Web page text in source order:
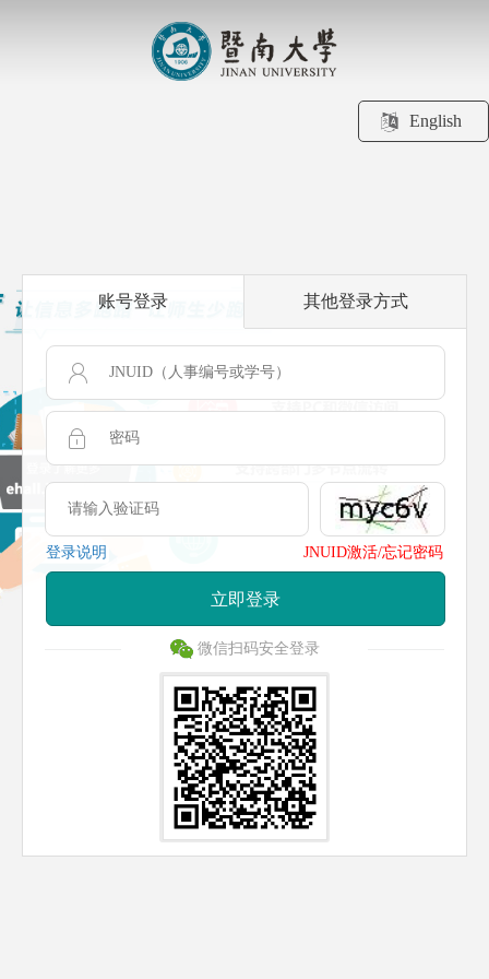
English
账号登录 其他登录方式
登录说明 JNUID激活/忘记密码
立即登录
微信扫码安全登录